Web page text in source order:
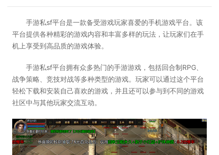
手游私sf平台是一款备受游戏玩家喜爱的手机游戏平台。该
平台提供各种精彩的游戏内容和丰富多样的玩法，让玩家们在手
机上享受到高品质的游戏体验。
手游私sf平台拥有众多热门的手游游戏，包括回合制RPG、
战争策略、竞技对战等多种类型的游戏。玩家可以通过这个平台
轻松下载和安装自己喜欢的游戏，并且还可以参与到不同的游戏
社区中与其他玩家交流互动。